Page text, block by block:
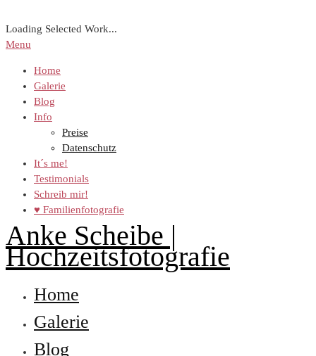
Loading Selected Work...
Menu
Home
Galerie
Blog
Info
Preise
Datenschutz
It´s me!
Testimonials
Schreib mir!
♥ Familienfotografie
Anke Scheibe |
Hochzeitsfotografie
Home
Galerie
Blog